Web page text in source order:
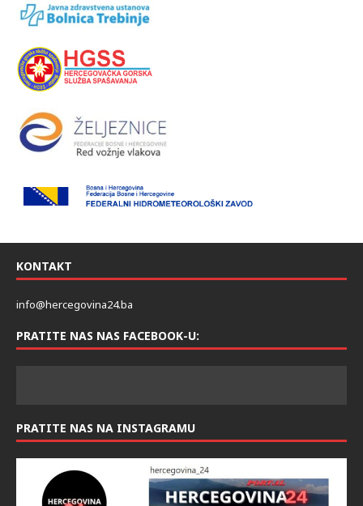
KONTAKT
info@hercegovina24.ba
PRATITE NAS NAS FACEBOOK-U:
PRATITE NAS NA INSTAGRAMU